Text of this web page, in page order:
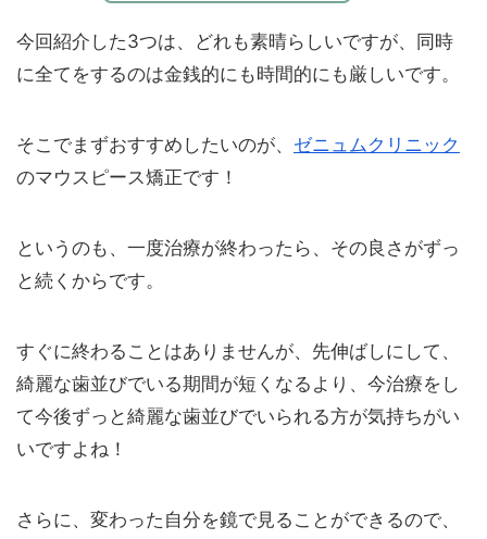
今回紹介した3つは、どれも素晴らしいですが、同時
に全てをするのは金銭的にも時間的にも厳しいです。
そこでまずおすすめしたいのが、 ゼニュムクリニック
のマウスピース矯正です！
というのも、一度治療が終わったら、その良さがずっ
と続くからです。
すぐに終わることはありませんが、先伸ばしにして、
綺麗な歯並びでいる期間が短くなるより、今治療をし
て今後ずっと綺麗な歯並びでいられる方が気持ちがい
いですよね！
さらに、変わった自分を鏡で見ることができるので、